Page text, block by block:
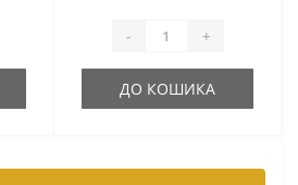
- +
ДО КОШИКА